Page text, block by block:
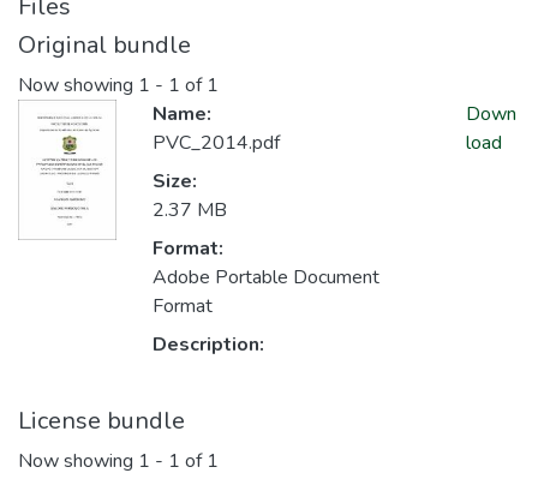
Files
Original bundle
Now showing 1 - 1 of 1
Name:
PVC_2014.pdf
Size:
2.37 MB
Format:
Adobe Portable Document
Format
Description:
Down
load
License bundle
Now showing 1 - 1 of 1